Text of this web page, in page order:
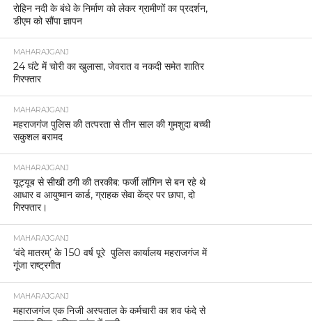
रोहिन नदी के बंधे के निर्माण को लेकर ग्रामीणों का प्रदर्शन,
डीएम को सौंपा ज्ञापन
MAHARAJGANJ
24 घंटे में चोरी का खुलासा, जेवरात व नकदी समेत शातिर
गिरफ्तार
MAHARAJGANJ
महराजगंज पुलिस की तत्परता से तीन साल की गुमशुदा बच्ची
सकुशल बरामद
MAHARAJGANJ
यूट्यूब से सीखी ठगी की तरकीब: फर्जी लॉगिन से बन रहे थे
आधार व आयुष्मान कार्ड, ग्राहक सेवा केंद्र पर छापा, दो
गिरफ्तार।
MAHARAJGANJ
‘वंदे मातरम्’ के 150 वर्ष पूरे पुलिस कार्यालय महराजगंज में
गूंजा राष्ट्रगीत
MAHARAJGANJ
महाराजगंज एक निजी अस्पताल के कर्मचारी का शव फंदे से